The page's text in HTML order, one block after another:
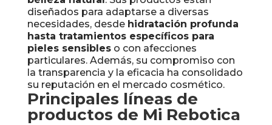
diseñados para adaptarse a diversas
necesidades, desde hidratación profunda
hasta tratamientos específicos para
pieles sensibleso con afecciones
particulares. Además, su compromiso con
la transparencia y la eficacia ha consolidado
su reputación en el mercado cosmético.
Principales líneas de
productos de Mi Rebotica